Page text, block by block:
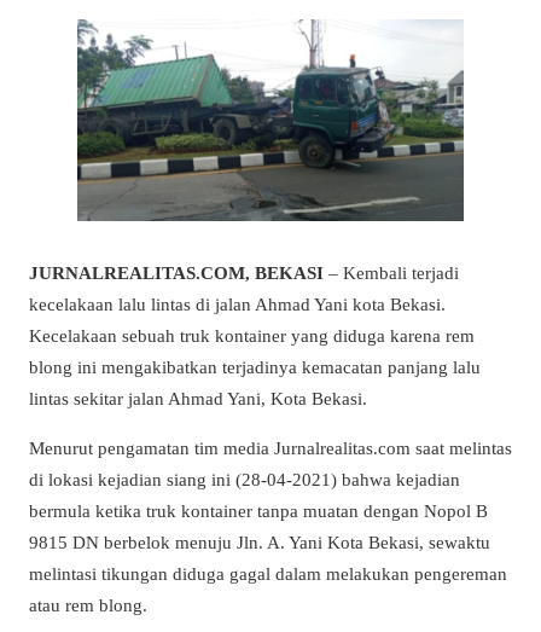
JURNALREALITAS.COM, BEKASI – Kembali terjadi
kecelakaan lalu lintas di jalan Ahmad Yani kota Bekasi.
Kecelakaan sebuah truk kontainer yang diduga karena rem
blong ini mengakibatkan terjadinya kemacatan panjang lalu
lintas sekitar jalan Ahmad Yani, Kota Bekasi.
Menurut pengamatan tim media Jurnalrealitas.com saat melintas
di lokasi kejadian siang ini (28-04-2021) bahwa kejadian
bermula ketika truk kontainer tanpa muatan dengan Nopol B
9815 DN berbelok menuju Jln. A. Yani Kota Bekasi, sewaktu
melintasi tikungan diduga gagal dalam melakukan pengereman
atau rem blong.